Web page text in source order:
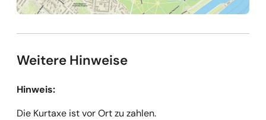
Weitere Hinweise
Hinweis:
Die Kurtaxe ist vor Ort zu zahlen.